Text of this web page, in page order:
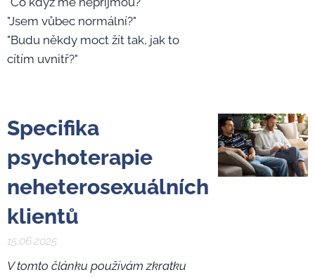
"Jsem vůbec normální?"
"Budu někdy moct žít tak, jak to
cítím uvnitř?"
Specifika
psychoterapie
neheterosexuálních
klientů
15.06.2025
V tomto článku používám zkratku